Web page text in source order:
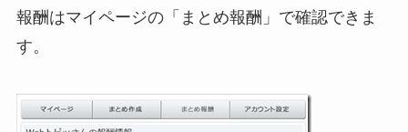
報酬はマイページの「まとめ報酬」で確認できま
す。